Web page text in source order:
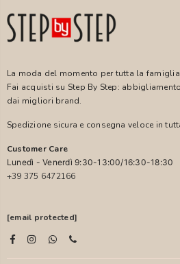
La moda del momento per tutta la
Fai acquisti su Step By Step:
dai migliori brand.
Spedizione sicura e consegna veloce in
Customer Care
Lunedì - Venerdì 9:30-13:00/16:30-18:30
+39 375 6472166
[email protected]